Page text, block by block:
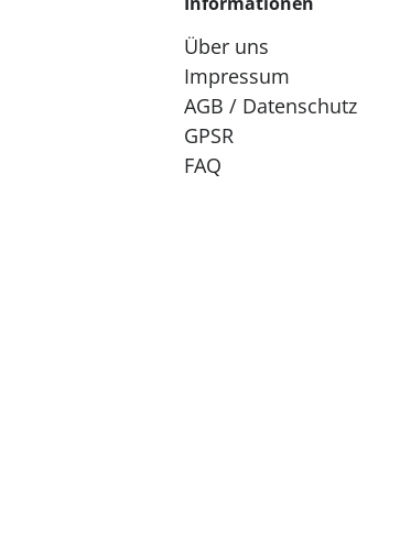
Über uns
Impressum
AGB / Datenschutz
GPSR
FAQ